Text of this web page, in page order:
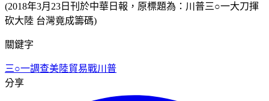
(2018年3月23日刊於中華日報，原標題為：川普三○一大刀揮
砍大陸 台灣竟成籌碼)
關鍵字
三○一調查美陸貿易戰川普
分享